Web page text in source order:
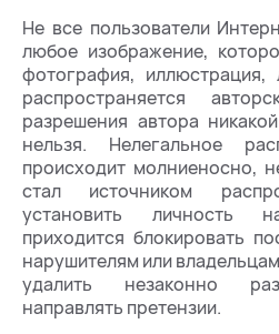
Не все пользователи
любое изображение,
фотография, иллюстрация,
распространяется
разрешения автора
нельзя. Нелегальное
происходит молниеносно,
стал источником
установить личность
приходится блокировать
нарушителям или
удалить незаконно
направлять претензии.